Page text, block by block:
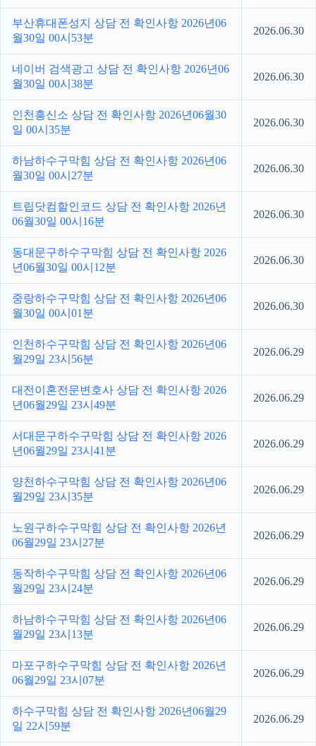
부산휴대폰성지 상담 전 확인사항 2026년06
월30일 00시53분
2026.06.30
네이버 검색광고 상담 전 확인사항 2026년06
월30일 00시38분
2026.06.30
인천흥신소 상담 전 확인사항 2026년06월30
일 00시35분
2026.06.30
하남하수구막힘 상담 전 확인사항 2026년06
월30일 00시27분
2026.06.30
트립닷컴할인코드 상담 전 확인사항 2026년
06월30일 00시16분
2026.06.30
동대문구하수구막힘 상담 전 확인사항 2026
년06월30일 00시12분
2026.06.30
중랑하수구막힘 상담 전 확인사항 2026년06
월30일 00시01분
2026.06.30
인천하수구막힘 상담 전 확인사항 2026년06
월29일 23시56분
2026.06.29
대전이혼전문변호사 상담 전 확인사항 2026
년06월29일 23시49분
2026.06.29
서대문구하수구막힘 상담 전 확인사항 2026
년06월29일 23시41분
2026.06.29
양천하수구막힘 상담 전 확인사항 2026년06
월29일 23시35분
2026.06.29
노원구하수구막힘 상담 전 확인사항 2026년
06월29일 23시27분
2026.06.29
동작하수구막힘 상담 전 확인사항 2026년06
월29일 23시24분
2026.06.29
하남하수구막힘 상담 전 확인사항 2026년06
월29일 23시13분
2026.06.29
마포구하수구막힘 상담 전 확인사항 2026년
06월29일 23시07분
2026.06.29
하수구막힘 상담 전 확인사항 2026년06월29
일 22시59분
2026.06.29